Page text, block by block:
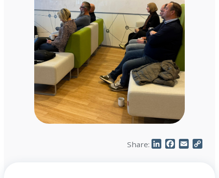
Share: LinkedInFacebook
Email